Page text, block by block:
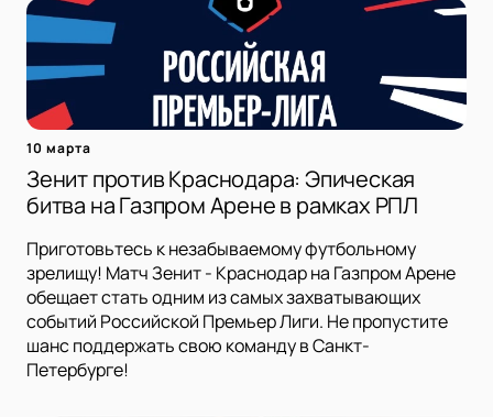
10 марта
Зенит против Краснодара: Эпическая
битва на Газпром Арене в рамках РПЛ
Приготовьтесь к незабываемому футбольному
зрелищу! Матч Зенит - Краснодар на Газпром Арене
обещает стать одним из самых захватывающих
событий Российской Премьер Лиги. Не пропустите
шанс поддержать свою команду в Санкт-
Петербурге!